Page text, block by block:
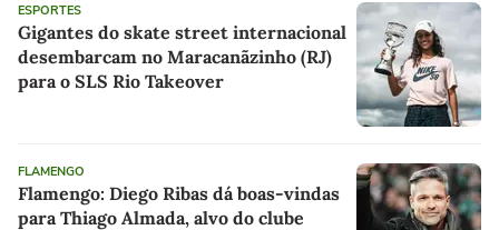
ESPORTES
Gigantes do skate street internacional
desembarcam no Maracanãzinho (RJ)
para o SLS Rio Takeover
FLAMENGO
Flamengo: Diego Ribas dá boas-vindas
para Thiago Almada, alvo do clube